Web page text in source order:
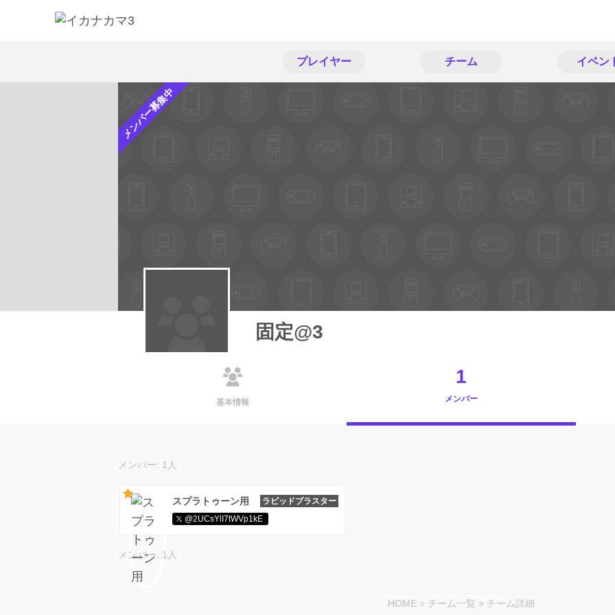
プレイヤー チーム イベン
メンバー募集中
固定@3
基本情報
1
メンバー
メンバー: 1人
スプラトゥーン用
ラピッドブラスター
@2UCsYlI7tWVp1kE
メンバー: 1人
HOME > チーム一覧 > チーム詳細